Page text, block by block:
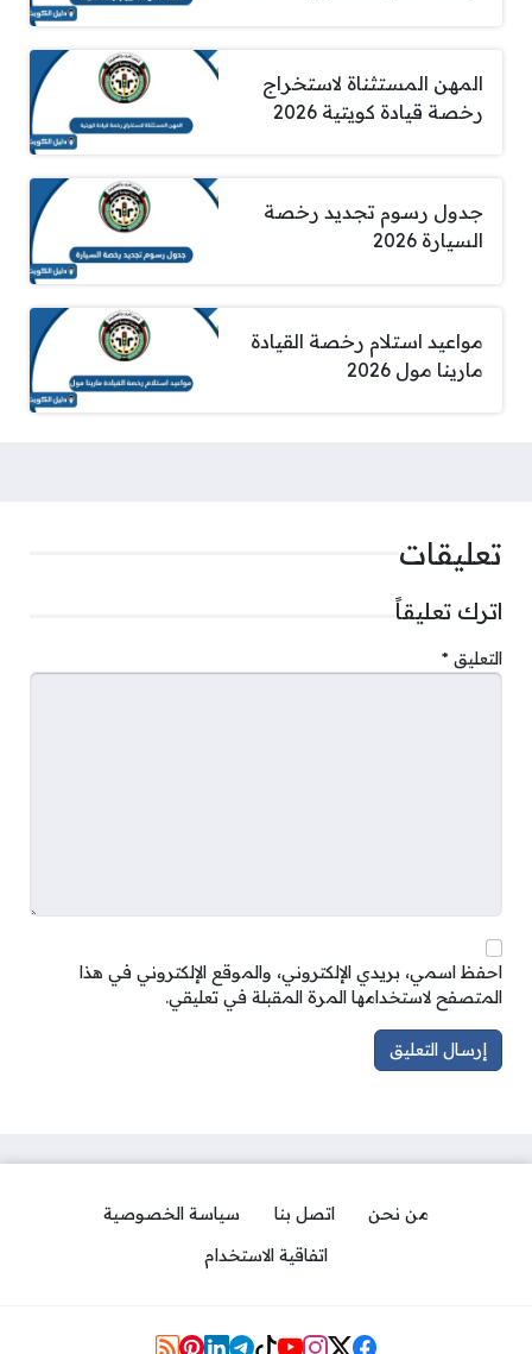
المهن المستثناة لاستخراج
رخصة قيادة كويتية 2026
جدول رسوم تجديد رخصة
السيارة 2026
مواعيد استلام رخصة القيادة
مارينا مول 2026
تعليقات
اترك تعليقاً
التعليق *
احفظ اسمي، بريدي الإلكتروني، والموقع الإلكتروني في هذا
المتصفح لاستخدامها المرة المقبلة في تعليقي.
من نحن اتصل بنا
سياسة الخصوصية
اتفاقية الاستخدام